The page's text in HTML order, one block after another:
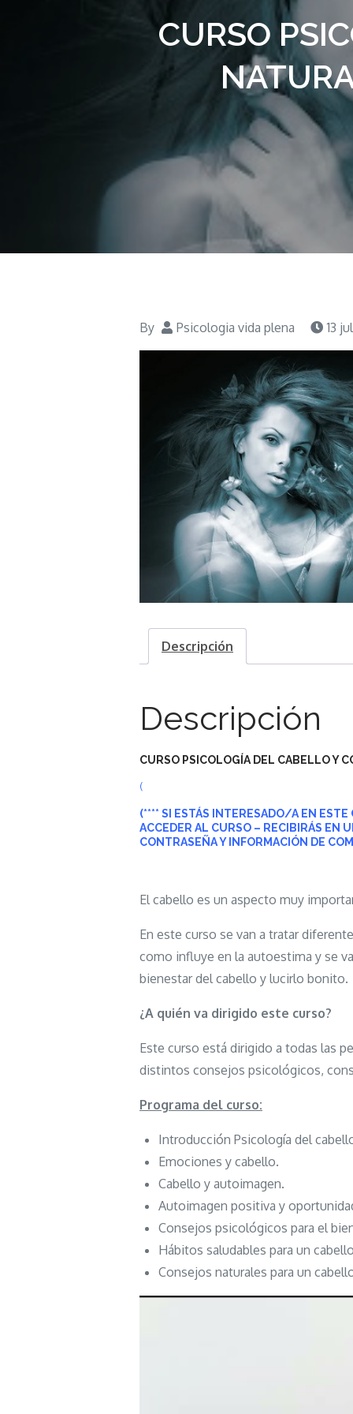
CURSO
By Psicologia vida plena 13
Descripción
Descripción
CURSO PSICOLOGÍA DEL CABELLO Y
(
(**** SI ESTÁS INTERESADO/A EN
ACCEDER AL CURSO – RECIBIRÁS EN
CONTRASEÑAY INFORMACIÓN DE
El cabello es un aspecto muy
En este curso se van a tratar
como influye en la autoestima y se
bienestar del cabello y lucirlo bonito.
¿A quién va dirigido este curso?
Este curso está dirigido a todas las
distintos consejos psicológicos,
Programa del curso:
Introducción Psicología del
Emociones y cabello.
Cabello y autoimagen.
Autoimagen positiva y
Consejos psicológicos para el
Hábitos saludables para un
Consejos naturales para un